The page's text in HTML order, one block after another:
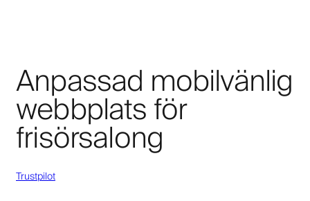
Anpassad mobilvänlig
webbplats för
frisörsalong
Trustpilot